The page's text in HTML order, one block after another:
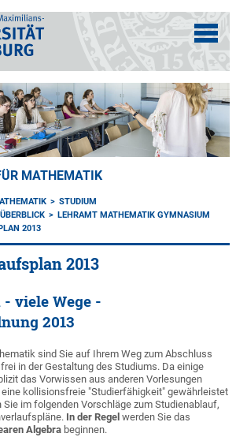
MATHEMATIK
STUDIUM
LEHRAMT MATHEMATIK GYMNASIUM
2013
2013
viele Wege -
2013
sind Sie auf Ihrem Weg zum Abschluss
in der Gestaltung des Studiums. Da einige
das Vorwissen aus anderen Vorlesungen
kollisionsfreie "Studierfähigkeit" gewährleistet
Sie im folgenden Vorschläge zum Studienablauf,
In der Regel werden Sie das
Algebra beginnen.